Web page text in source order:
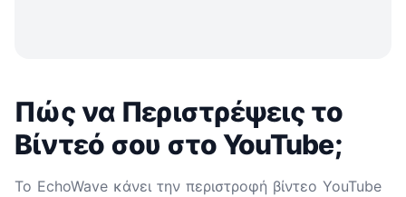
Πώς να Περιστρέψεις το
Βίντεό σου στο YouTube;
Το EchoWave κάνει την περιστροφή βίντεο YouTube